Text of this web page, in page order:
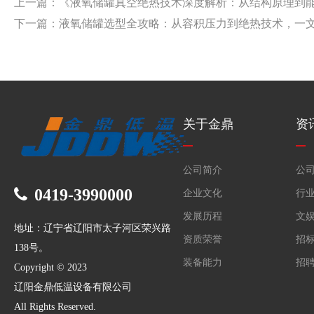
上一篇：《液氧储罐真空绝热技术深度解析：从结构原理到
下一篇：液氧储罐选型全攻略：从容积压力到绝热技术，一
0419-3990000
地址：辽宁省辽阳市太子河区荣兴路
138号。
Copyright © 2023
辽阳金鼎低温设备有限公司
All Rights Reserved.
关于金鼎
公司简介
企业文化
发展历程
资质荣誉
装备能力
资
公
行
文
招
招